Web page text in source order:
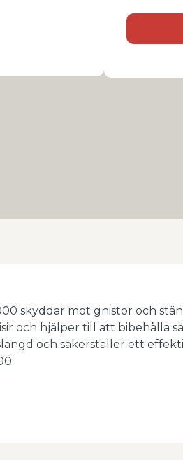
skyddar mot gnistor och
och hjälper till att bibehålla
och säkerställer ett